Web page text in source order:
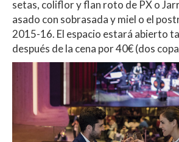
setas, coliflor y flan roto de PX o
asado con sobrasada y miel o el
2015-16. El espacio estará abierto
después de la cena por 40€ (dos